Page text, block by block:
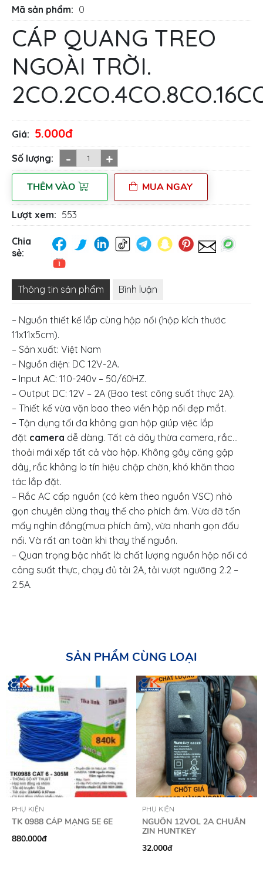
Mã sản phẩm: 0
CÁP QUANG TREO
NGOÀI TRỜI.
Giá: 5.000đ
Số lượng: - +
THÊM VÀO MUA NGAY
Lượt xem: 553
Chia
sẻ:
Thông tin sản phẩm Bình luận
– Nguồn thiết kế lắp cùng hộp nối (hộp kích thước
11x11x5cm).
– Sản xuất: Việt Nam
– Nguồn điện: DC 12V-2A.
– Input AC: 110-240v – 50/60HZ.
– Output DC: 12V – 2A (Bao test công suất thực 2A).
– Thiết kế vừa vặn bao theo viền hộp nối đẹp mắt.
– Tận dụng tối đa không gian hộp giúp việc lắp
đặt camera dễ dàng. Tất cả dây thừa camera, rắc…
thoải mái xếp tất cả vào hộp. Không gây căng gập
dây, rắc không lo tín hiệu chập chờn, khó khăn thao
tác lắp đặt.
– Rắc AC cấp nguồn (có kèm theo nguồn VSC) nhỏ
gọn chuyên dùng thay thế cho phích âm. Vừa đỡ tốn
mấy nghìn đồng(mua phích âm), vừa nhanh gọn đấu
nối. Và rất an toàn khi thay thế nguồn.
– Quan trọng bậc nhất là chất lượng nguồn hộp nối có
công suất thực, chạy đủ tải 2A, tải vượt ngưỡng 2.2 –
2.5A.
SẢN PHẨM CÙNG LOẠI
PHỤ KIỆN
TK 0988 CÁP MẠNG 5E 6E
880.000đ
PHỤ KIỆN
NGUỒN 12VOL 2A CHUẨN
ZIN HUNTKEY
32.000đ